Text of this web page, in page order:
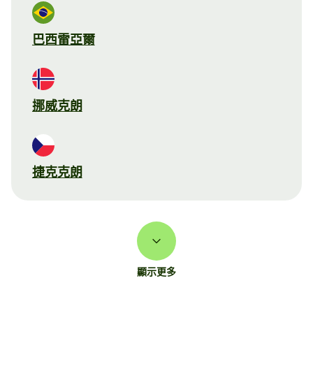
巴西雷亞爾
挪威克朗
捷克克朗
顯示更多